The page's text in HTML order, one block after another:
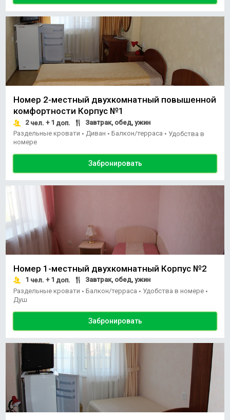
Номер 2-местный двухкомнатный повышенной
комфортности Корпус №1
2чел. + 1 доп.
Завтрак, обед, ужин
Раздельные кровати • Диван • Балкон/терраса • Удобства в
номере
Забронировать
Номер 1-местный двухкомнатный Корпус №2
1 чел. + 1 доп.
Завтрак, обед, ужин
Раздельные кровати • Балкон/терраса • Удобства в номере •
Душ
Забронировать